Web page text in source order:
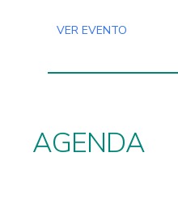
VER EVENTO
AGENDA